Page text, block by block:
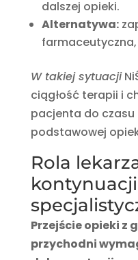
dalszej opieki.
Alternatywa:
W takiej sytuacji
ciągłość terapii i
pacjenta do
podstawowej
Rola
Przejście opieki z
przychodni